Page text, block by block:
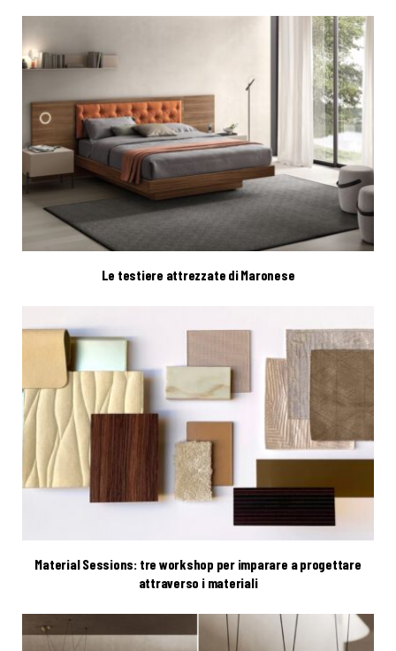
Le testiere attrezzate di Maronese
Material Sessions: tre workshop per imparare a progettare
attraverso i materiali